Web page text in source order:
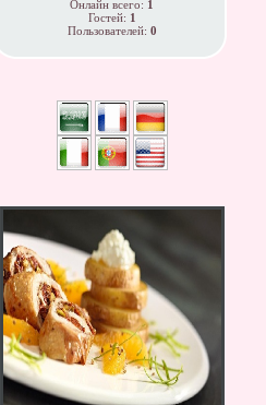
Онлайн всего: 1
Гостей: 1
Пользователей: 0